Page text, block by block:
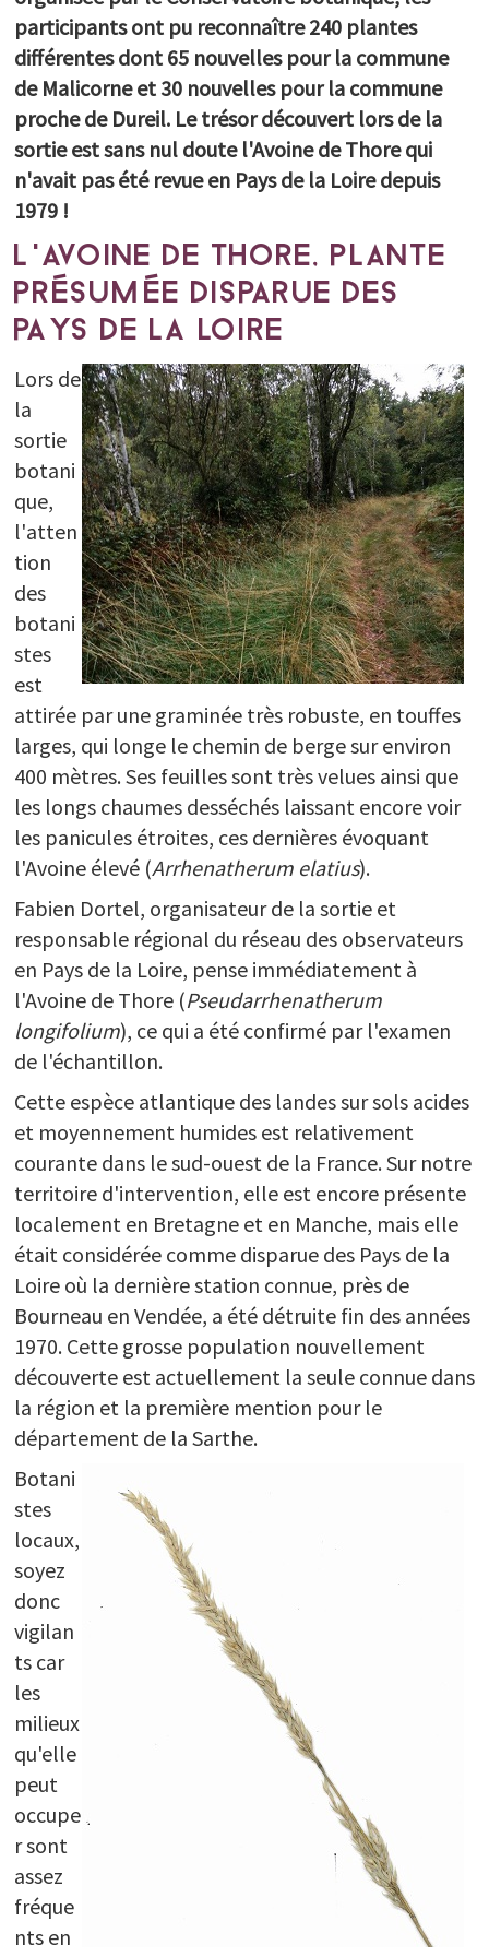
Boite à outils
Correspondants
Découvertes
ESPACE DOCUMENTAIRE
PARTICIPEZ
participants ont pu reconnaître 240 plantes
différentes dont 65 nouvelles pour la commune
de Malicorne et 30 nouvelles pour la commune
proche de Dureil. Le trésor découvert lors de la
sortie est sans nul doute l'Avoine de Thore qui
n'avait pas été revue en Pays de la Loire depuis
1979 !
L'AVOINE DE THORE, PLANTE
PRÉSUMÉE DISPARUE DES
PAYS DE LA LOIRE
Lors de
la
sortie
botani
que,
l'atten
tion
des
botani
stes
est
attirée par une graminée très robuste, en touffes
larges, qui longe le chemin de berge sur environ
400 mètres. Ses feuilles sont très velues ainsi que
les longs chaumes desséchés laissant encore voir
les panicules étroites, ces dernières évoquant
l'Avoine élevé (Arrhenatherum elatius).
Fabien Dortel, organisateur de la sortie et
responsable régional du réseau des observateurs
en Pays de la Loire, pense immédiatement à
l'Avoine de Thore (Pseudarrhenatherum
longifolium), ce qui a été confirmé par l'examen
de l'échantillon.
Cette espèce atlantique des landes sur sols acides
et moyennement humides est relativement
courante dans le sud-ouest de la France. Sur notre
territoire d'intervention, elle est encore présente
localement en Bretagne et en Manche, mais elle
était considérée comme disparue des Pays de la
Loire où la dernière station connue, près de
Bourneau en Vendée, a été détruite fin des années
1970. Cette grosse population nouvellement
découverte est actuellement la seule connue dans
la région et la première mention pour le
département de la Sarthe.
Botani
stes
locaux,
soyez
donc
vigilan
ts car
les
milieux
qu'elle
peut
occupe
r sont
assez
fréque
nts en